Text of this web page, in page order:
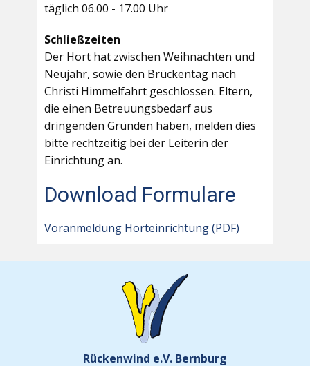
täglich 06.00 - 17.00 Uhr
Schließzeiten
Der Hort hat zwischen Weihnachten und
Neujahr, sowie den Brückentag nach
Christi Himmelfahrt geschlossen. Eltern,
die einen Betreuungsbedarf aus
dringenden Gründen haben, melden dies
bitte rechtzeitig bei der Leiterin der
Einrichtung an.
Download Formulare
Voranmeldung Horteinrichtung (PDF)
Rückenwind e.V. Bernburg